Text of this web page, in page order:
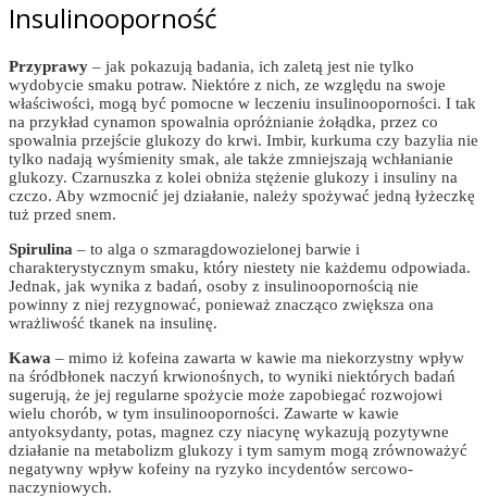
Insulinooporność
Przyprawy – jak pokazują badania, ich zaletą jest nie tylko
wydobycie smaku potraw. Niektóre z nich, ze względu na swoje
właściwości, mogą być pomocne w leczeniu insulinooporności. I tak
na przykład cynamon spowalnia opróżnianie żołądka, przez co
spowalnia przejście glukozy do krwi. Imbir, kurkuma czy bazylia nie
tylko nadają wyśmienity smak, ale także zmniejszają wchłanianie
glukozy. Czarnuszka z kolei obniża stężenie glukozy i insuliny na
czczo. Aby wzmocnić jej działanie, należy spożywać jedną łyżeczkę
tuż przed snem.
Spirulina – to alga o szmaragdowozielonej barwie i
charakterystycznym smaku, który niestety nie każdemu odpowiada.
Jednak, jak wynika z badań, osoby z insulinoopornością nie
powinny z niej rezygnować, ponieważ znacząco zwiększa ona
wrażliwość tkanek na insulinę.
Kawa – mimo iż kofeina zawarta w kawie ma niekorzystny wpływ
na śródbłonek naczyń krwionośnych, to wyniki niektórych badań
sugerują, że jej regularne spożycie może zapobiegać rozwojowi
wielu chorób, w tym insulinooporności. Zawarte w kawie
antyoksydanty, potas, magnez czy niacynę wykazują pozytywne
działanie na metabolizm glukozy i tym samym mogą zrównoważyć
negatywny wpływ kofeiny na ryzyko incydentów sercowo-
naczyniowych.